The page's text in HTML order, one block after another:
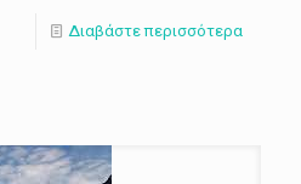
Διαβάστε περισσότερα